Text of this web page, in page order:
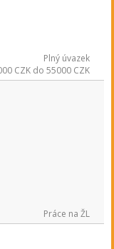
Plný úvazek
CZK do 55000 CZK
Práce na ŽL